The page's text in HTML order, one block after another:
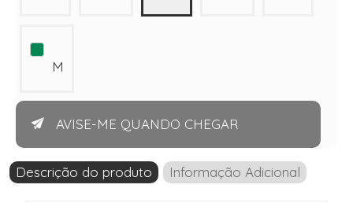
M
AVISE-ME QUANDO CHEGAR
Descrição do produto Informação Adicional